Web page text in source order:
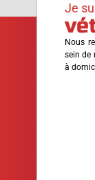
Je
Nous
sein de
à